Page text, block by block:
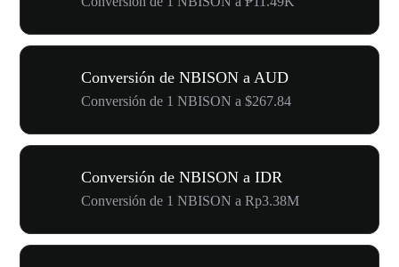
Conversión de NBISON a AUD
Conversión de 1 NBISON a $267.84
Conversión de NBISON a IDR
Conversión de 1 NBISON a Rp3.38M